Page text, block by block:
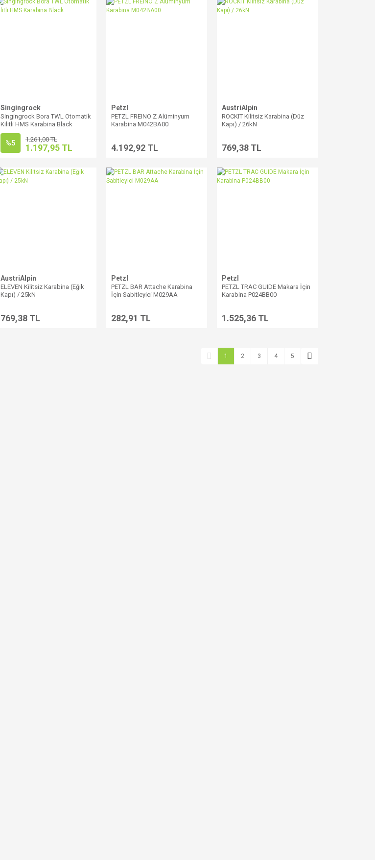
Singingrock
Singingrock Bora TWL Otomatik
Kilitli HMS Karabina Black
%5 1.261,00 TL
1.197,95 TL
Petzl
PETZL FREINO Z Alüminyum
Karabina M042BA00
4.192,92 TL
AustriAlpin
ROCKIT Kilitsiz Karabina (Düz
Kapı) / 26kN
769,38 TL
AustriAlpin
ELEVEN Kilitsiz Karabina (Eğik
Kapı) / 25kN
769,38 TL
Petzl
PETZL BAR Attache Karabina
İçin Sabitleyici M029AA
282,91 TL
Petzl
PETZL TRAC GUIDE Makara İçin
Karabina P024BB00
1.525,36 TL
1 2 3 4 5